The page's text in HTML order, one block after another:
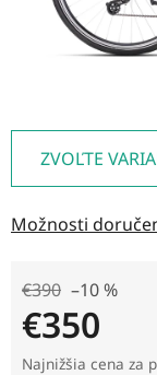
ZVOĽTE
Možnosti
€390 –10 %
€350
Jednotková
Najnižšia cena za